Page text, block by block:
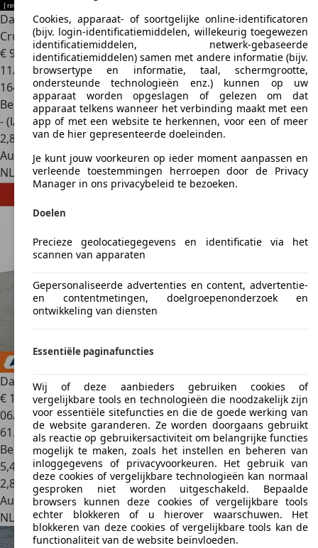
Dacia SanderoStepway 1.0 TCe 90 Comfort | Climate |
Cruise | Ca
€ 9.950
11/2021
164.088 km
Benzine
- (l/100 km)
2,8
Autobedrijf
NL 9503 EXStadskanaal
Dacia Sandero
0.9 TCe Stepway
€ 10.449
06/2020
61.189 km
Benzine
5,4 l/100 km (gem.)
2,8
Autobedrijf
NL 1101 CLAmsterdam
Cookies, apparaat- of soortgelijke online-identificatoren
(bijv. login-identificatiemiddelen, willekeurig toegewezen
identificatiemiddelen, netwerk-gebaseerde
identificatiemiddelen) samen met andere informatie (bijv.
browsertype en informatie, taal, schermgrootte,
ondersteunde technologieën enz.) kunnen op uw
apparaat worden opgeslagen of gelezen om dat
apparaat telkens wanneer het verbinding maakt met een
app of met een website te herkennen, voor een of meer
van de hier gepresenteerde doeleinden.
Je kunt jouw voorkeuren op ieder moment aanpassen en
verleende toestemmingen herroepen door de Privacy
Manager in ons privacybeleid te bezoeken.
Doelen
Precieze geolocatiegegevens en identificatie via het
scannen van apparaten
Gepersonaliseerde advertenties en content, advertentie-
en contentmetingen, doelgroepenonderzoek en
ontwikkeling van diensten
Essentiële paginafuncties
Wij of deze aanbieders gebruiken cookies of
vergelijkbare tools en technologieën die noodzakelijk zijn
voor essentiële sitefuncties en die de goede werking van
de website garanderen. Ze worden doorgaans gebruikt
als reactie op gebruikersactiviteit om belangrijke functies
mogelijk te maken, zoals het instellen en beheren van
inloggegevens of privacyvoorkeuren. Het gebruik van
deze cookies of vergelijkbare technologieën kan normaal
gesproken niet worden uitgeschakeld. Bepaalde
browsers kunnen deze cookies of vergelijkbare tools
echter blokkeren of u hierover waarschuwen. Het
blokkeren van deze cookies of vergelijkbare tools kan de
functionaliteit van de website beïnvloeden.